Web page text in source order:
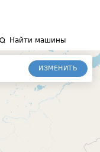
Найти машины
ИЗМЕНИТЬ